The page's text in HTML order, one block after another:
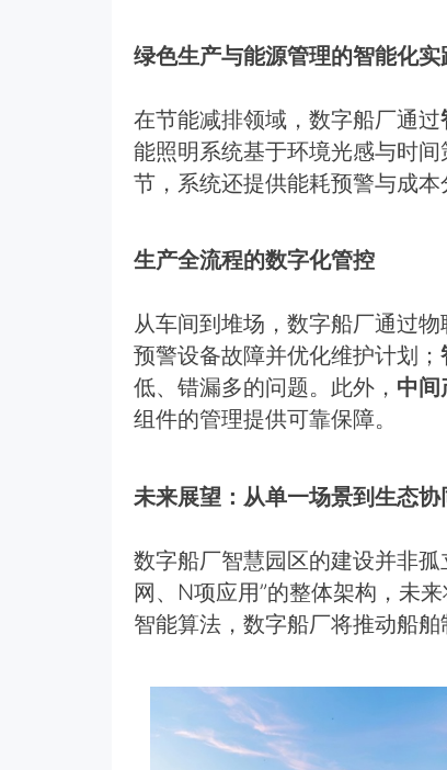
绿色生产与能源管理的智能化实
在节能减排领域，数字船厂通过
能照明系统基于环境光感与时
节，系统还提供能耗预警与成
生产全流程的数字化管控
从车间到堆场，数字船厂通过
预警设备故障并优化维护计划；
低、错漏多的问题。此外， 中间
组件的管理提供可靠保障。
未来展望：从单一场景到生态协
数字船厂智慧园区的建设并非
网、N项应用”的整体架构，未
智能算法，数字船厂将推动船